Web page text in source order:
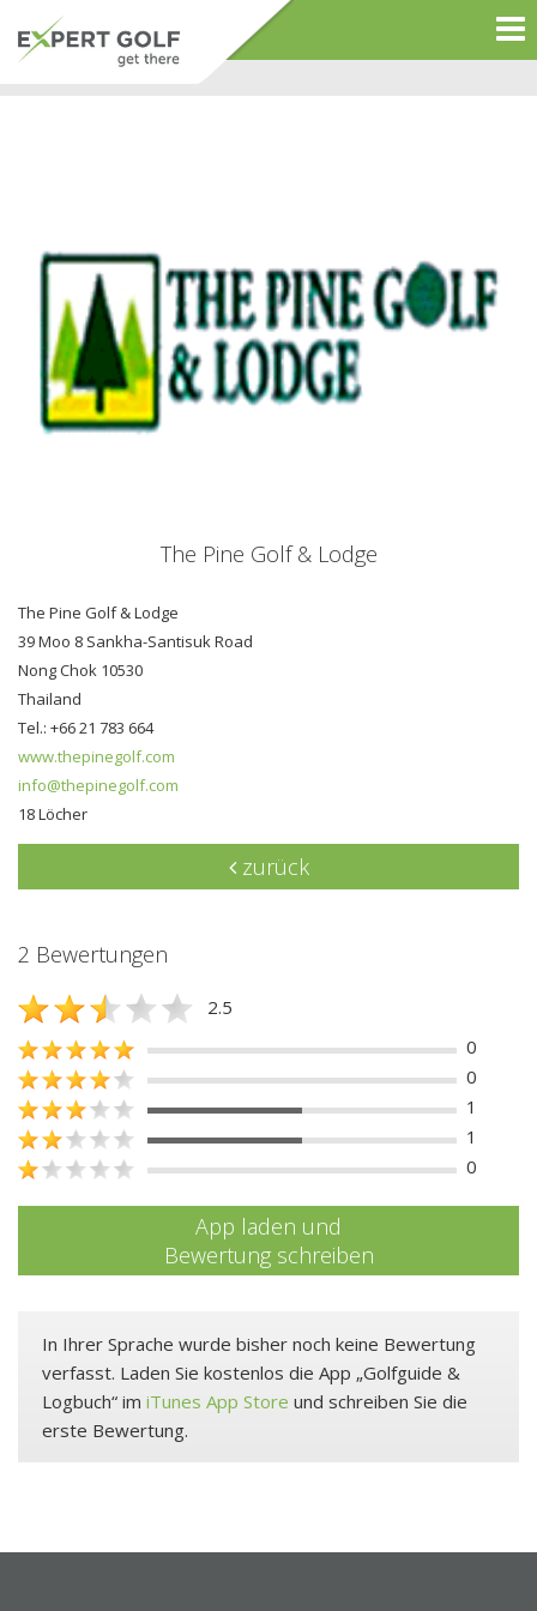
The Pine Golf & Lodge
The Pine Golf & Lodge
39 Moo 8 Sankha-Santisuk Road
Nong Chok 10530
Thailand
Tel.: +66 21 783 664
www.thepinegolf.com
info@thepinegolf.com
18 Löcher
zurück
2 Bewertungen
2.5
0
0
1
1
0
App laden und
Bewertung schreiben
In Ihrer Sprache wurde bisher noch keine Bewertung
verfasst. Laden Sie kostenlos die App „Golfguide &
Logbuch“ im iTunes App Store und schreiben Sie die
erste Bewertung.